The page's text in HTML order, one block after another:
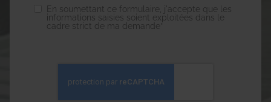
En soumettant ce formulaire, j'accepte que les
informations saisies soient exploitées dans le
cadre strict de ma demande*